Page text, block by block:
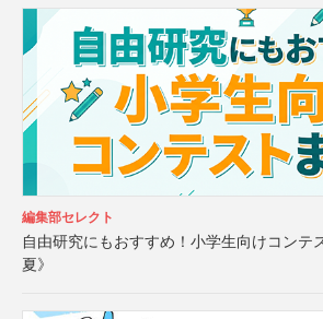
編集部セレクト
自由研究にもおすすめ！小学生向けコンテ
夏》